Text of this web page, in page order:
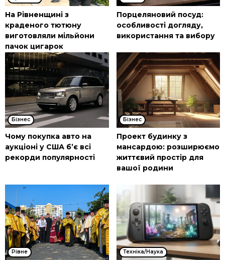
На Рівненщині з
краденого тютюну
виготовляли мільйони
пачок цигарок
Порцеляновий посуд:
особливості догляду,
використання та вибору
Бізнес
Чому покупка авто на
аукціоні у США б’є всі
рекорди популярності
Бізнес
Проект будинку з
мансардою: розширюємо
життєвий простір для
вашої родини
Рівне Техніка/Наука